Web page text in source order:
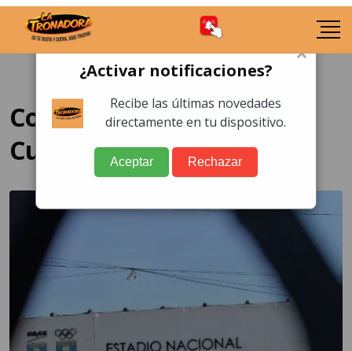
Contraloría General de
Cuentas
×
¿Activar notificaciones?
Recibe las últimas novedades
directamente en tu dispositivo.
Aceptar Rechazar